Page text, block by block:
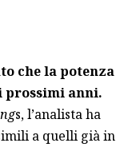
che la potenza
prossimi anni.
s, l’analista ha
a quelli già in